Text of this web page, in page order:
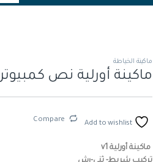
ماكينة الخياطة
ماكينة أورلية نص كمبيوتر JUKLOOK V1
Add to wishlist
Compare
ماكينة أورلية v1